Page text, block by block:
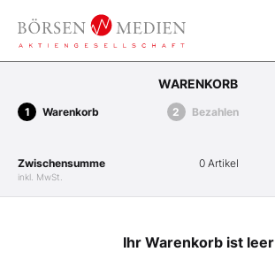
WARENKORB
Warenkorb Bezahlen
Zwischensumme
inkl. MwSt.
0 Artikel
Ihr Warenkorb ist leer